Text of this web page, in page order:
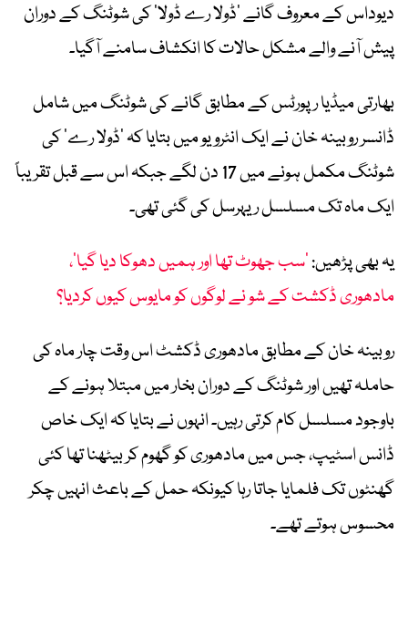
دیوداس کے معروف گانے ’ڈولا رے ڈولا‘ کی شوٹنگ کے دوران
پیش آنے والے مشکل حالات کا انکشاف سامنے آگیا۔
بھارتی میڈیا رپورٹس کے مطابق گانے کی شوٹنگ میں شامل
ڈانسر روبینہ خان نے ایک انٹرویو میں بتایا کہ ’ڈولا رے‘ کی
شوٹنگ مکمل ہونے میں 17 دن لگے جبکہ اس سے قبل تقریباً
ایک ماہ تک مسلسل ریہرسل کی گئی تھی۔
یہ بھی پڑھیں:’سب جھوٹ تھا اور ہمیں دھوکا دیا گیا‘،
مادھوری ڈکشت کے شو نے لوگوں کو مایوس کیوں کردیا؟
روبینہ خان کے مطابق مادھوری ڈکشٹ اس وقت چار ماہ کی
حاملہ تھیں اور شوٹنگ کے دوران بخار میں مبتلا ہونے کے
باوجود مسلسل کام کرتی رہیں۔ انہوں نے بتایا کہ ایک خاص
ڈانس اسٹیپ، جس میں مادھوری کو گھوم کر بیٹھنا تھا کئی
گھنٹوں تک فلمایا جاتا رہا کیونکہ حمل کے باعث انہیں چکر
محسوس ہوتے تھے۔